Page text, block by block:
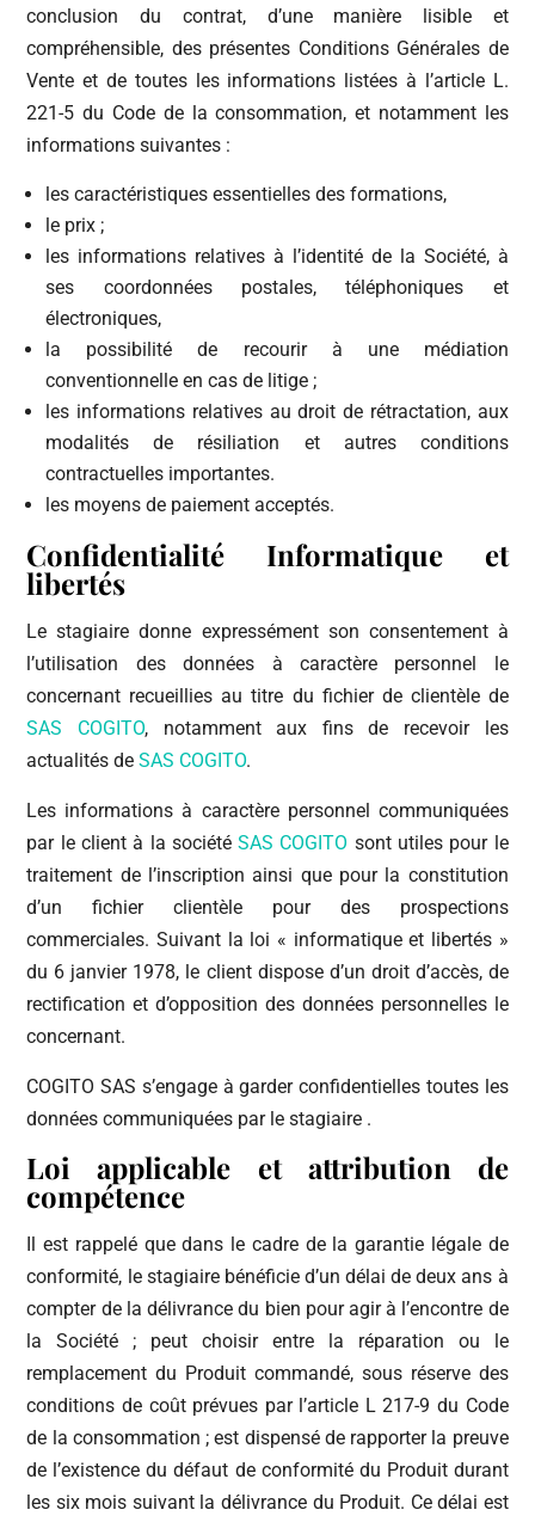
conclusion du contrat, d’une manière lisible et
compréhensible, des présentes Conditions Générales de
Vente et de toutes les informations listées à l’article L.
221-5 du Code de la consommation, et notamment les
informations suivantes :
les caractéristiques essentielles des formations,
le prix ;
les informations relatives à l’identité de la Société, à
ses coordonnées postales, téléphoniques et
électroniques,
la possibilité de recourir à une médiation
conventionnelle en cas de litige ;
les informations relatives au droit de rétractation, aux
modalités de résiliation et autres conditions
contractuelles importantes.
les moyens de paiement acceptés.
Confidentialité Informatique et
libertés
Le stagiaire donne expressément son consentement à
l’utilisation des données à caractère personnel le
concernant recueillies au titre du fichier de clientèle de
SAS COGITO, notamment aux fins de recevoir les
actualités deSAS COGITO.
Les informations à caractère personnel communiquées
par le client à la sociétéSAS COGITO sont utiles pour le
traitement de l’inscription ainsi que pour la constitution
d’un fichier clientèle pour des prospections
commerciales. Suivant la loi « informatique et libertés »
du 6 janvier 1978, le client dispose d’un droit d’accès, de
rectification et d’opposition des données personnelles le
concernant.
COGITO SAS s’engage à garder confidentielles toutes les
données communiquées par le stagiaire .
Loi applicable et attribution de
compétence
Il est rappelé que dans le cadre de la garantie légale de
conformité, le stagiaire bénéficie d’un délai de deux ans à
compter de la délivrance du bien pour agir à l’encontre de
la Société ; peut choisir entre la réparation ou le
remplacement du Produit commandé, sous réserve des
conditions de coût prévues par l’article L 217-9 du Code
de la consommation ; est dispensé de rapporter la preuve
de l’existence du défaut de conformité du Produit durant
les six mois suivant la délivrance du Produit. Ce délai est